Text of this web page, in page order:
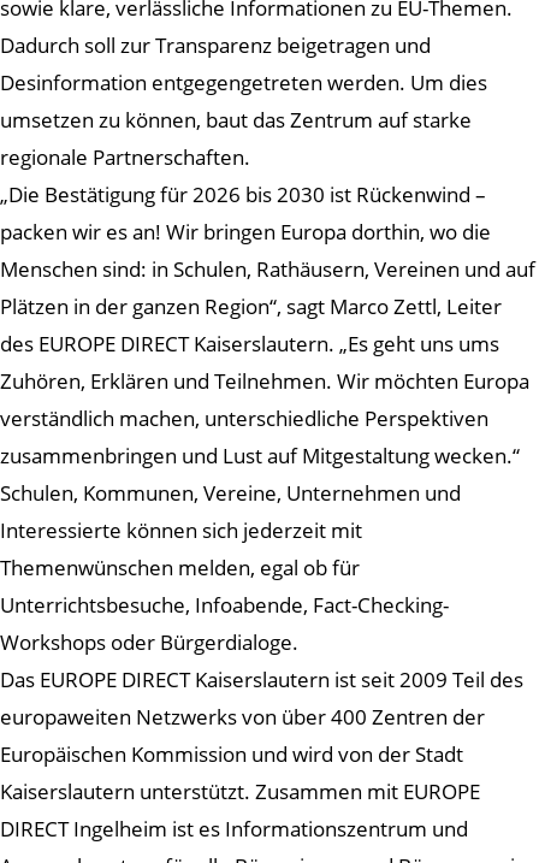
sowie klare, verlässliche Informationen zu EU-Themen.
Dadurch soll zur Transparenz beigetragen und
Desinformation entgegengetreten werden. Um dies
umsetzen zu können, baut das Zentrum auf starke
regionale Partnerschaften.
„Die Bestätigung für 2026 bis 2030 ist Rückenwind –
packen wir es an! Wir bringen Europa dorthin, wo die
Menschen sind: in Schulen, Rathäusern, Vereinen und auf
Plätzen in der ganzen Region“, sagt Marco Zettl, Leiter
des EUROPE DIRECT Kaiserslautern. „Es geht uns ums
Zuhören, Erklären und Teilnehmen. Wir möchten Europa
verständlich machen, unterschiedliche Perspektiven
zusammenbringen und Lust auf Mitgestaltung wecken.“
Schulen, Kommunen, Vereine, Unternehmen und
Interessierte können sich jederzeit mit
Themenwünschen melden, egal ob für
Unterrichtsbesuche, Infoabende, Fact-Checking-
Workshops oder Bürgerdialoge.
Das EUROPE DIRECT Kaiserslautern ist seit 2009 Teil des
europaweiten Netzwerks von über 400 Zentren der
Europäischen Kommission und wird von der Stadt
Kaiserslautern unterstützt. Zusammen mit EUROPE
DIRECT Ingelheim ist es Informationszentrum und